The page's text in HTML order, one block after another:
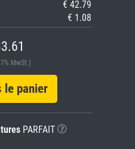
€ 42.79
€ 1.08
MwSt.)
panier
PARFAIT